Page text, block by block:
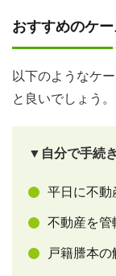
おすすめのケー
以下のようなケ
と良いでしょう。
▼自分で手続
平日に不動
不動産を管
戸籍謄本の